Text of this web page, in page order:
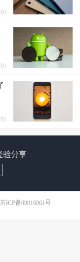
0)
0)
0)
验分享
苏ICP备09016061号